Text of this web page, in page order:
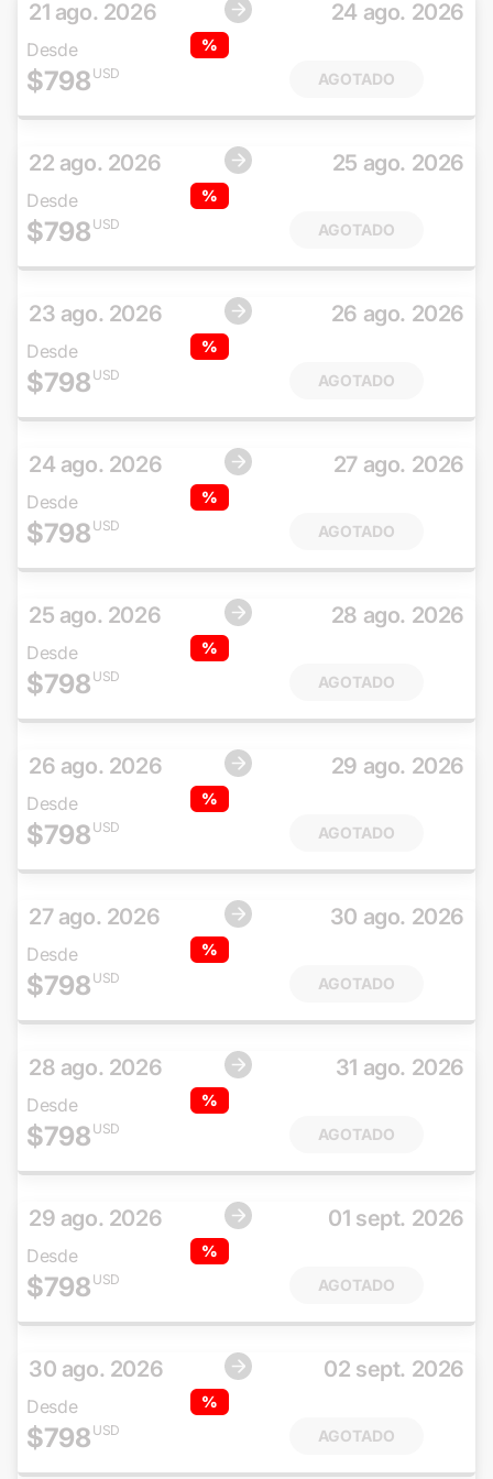
21 ago. 2026 24 ago. 2026
Desde %
$798 USD AGOTADO
22 ago. 2026 25 ago. 2026
Desde %
$798 USD AGOTADO
23 ago. 2026 26 ago. 2026
Desde %
$798 USD AGOTADO
24 ago. 2026 27 ago. 2026
Desde %
$798 USD AGOTADO
25 ago. 2026 28 ago. 2026
Desde %
$798 USD AGOTADO
26 ago. 2026 29 ago. 2026
Desde %
$798 USD AGOTADO
27 ago. 2026 30 ago. 2026
Desde %
$798 USD AGOTADO
28 ago. 2026 31 ago. 2026
Desde %
$798 USD AGOTADO
29 ago. 2026 01 sept. 2026
Desde %
$798 USD AGOTADO
30 ago. 2026 02 sept. 2026
Desde %
$798 USD AGOTADO